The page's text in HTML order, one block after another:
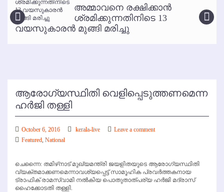
കോഴിക്കോട് വിമാനത്താവളത്തില്‍ അനധികൃത പാര്‍ക്കിംഗ് പിരിവ് :
പരാതി തള്ളി
അമ്മാവനെ രക്ഷിക്കാന്‍
ശ്രമിക്കുന്നതിനിടെ 13
വയസുകാരന്‍ മുങ്ങി മരിച്ചു
ആരോഗ്യസ്ഥിതി വെളിപ്പെടുത്തണമെന്ന
ഹര്‍ജി തള്ളി
October 6, 2016 kerala-live
Leave a comment
Featured National
ചെന്നൈ: തമിഴ്‌നാട് മുഖ്യമന്ത്രി ജയളിതയുടെ ആരോഗ്യസ്ഥിതി
വ്യക്തമാക്കണമെന്നാവശ്യപ്പെട്ട് സാമൂഹിക പ്രവര്‍ത്തകനായ
ട്രാഫിക് രാമസ്വാമി നല്‍കിയ പൊതുതാത്പര്യ ഹര്‍ജി മദ്രാസ്
ഹൈക്കോടതി തള്ളി.